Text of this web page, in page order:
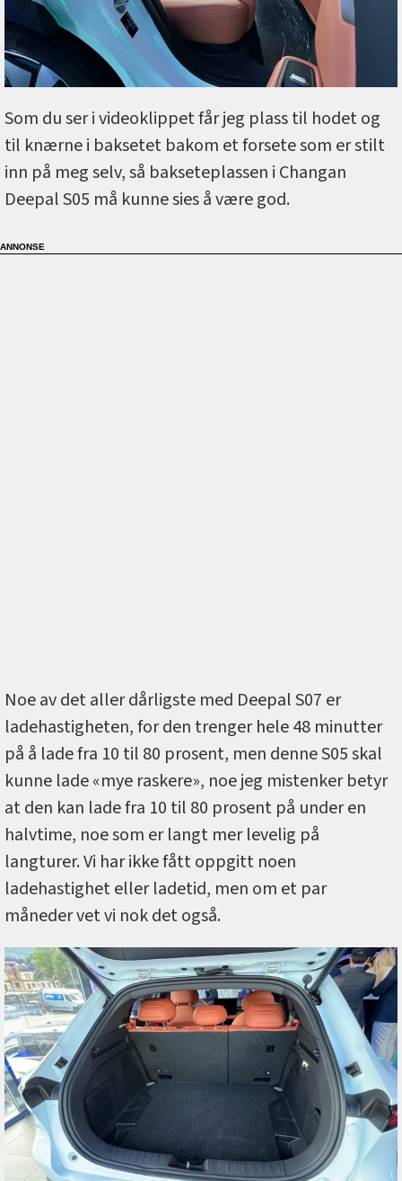
Som du ser i videoklippet får jeg plass til hodet og
til knærne i baksetet bakom et forsete som er stilt
inn på meg selv, så bakseteplassen i Changan
Deepal S05 må kunne sies å være god.
Noe av det aller dårligste med Deepal S07 er
ladehastigheten, for den trenger hele 48 minutter
på å lade fra 10 til 80 prosent, men denne S05 skal
kunne lade «mye raskere», noe jeg mistenker betyr
at den kan lade fra 10 til 80 prosent på under en
halvtime, noe som er langt mer levelig på
langturer. Vi har ikke fått oppgitt noen
ladehastighet eller ladetid, men om et par
måneder vet vi nok det også.